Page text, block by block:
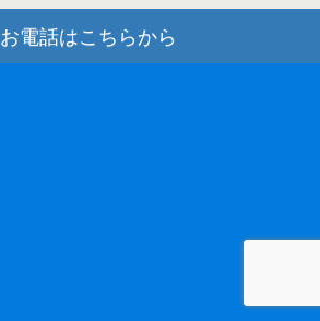
お電話はこちらから